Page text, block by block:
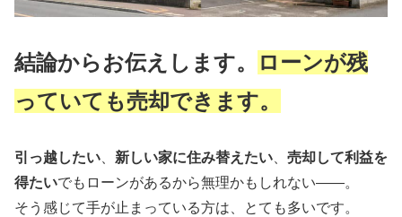
結論からお伝えします。
ローンが残
っていても売却できます。
引っ越したい 新しい家に住み替えたい
売却して利益を
得たいでもローンがあるから無理かもしれない——。
そう感じて手が止まっている方は、とても多いです。